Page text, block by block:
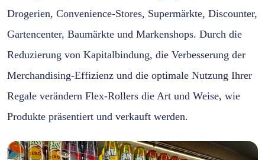
Drogerien, Convenience-Stores, Supermärkte, Discounter,
Gartencenter, Baumärkte und Markenshops. Durch die
Reduzierung von Kapitalbindung, die Verbesserung der
Merchandising-Effizienz und die optimale Nutzung Ihrer
Regale verändern Flex-Rollers die Art und Weise, wie
Produkte präsentiert und verkauft werden.